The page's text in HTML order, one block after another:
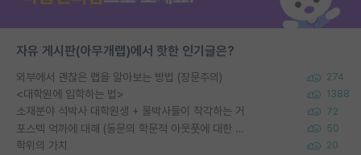
자유 게시판(아무개랩)에서 핫한 인기글은?
외부에서 괜찮은 랩을 알아보는 방법 (장문주의) 274
<대학원에 입학하는 법> 1388
소재분야 석박사 대학원생 + 물박사들이 착각하는 거 72
포스텍 억까에 대해 (동문의 학문적 아웃풋에 대한 반박) 50
학위의 가치 20